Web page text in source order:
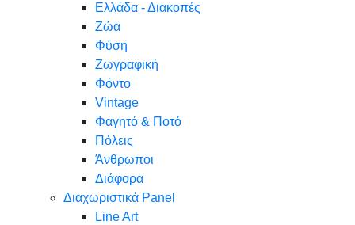
Ελλάδα - Διακοπές
Ζώα
Φύση
Ζωγραφική
Φόντο
Vintage
Φαγητό & Ποτό
Πόλεις
Άνθρωποι
Διάφορα
Διαχωριστικά Panel
Line Art